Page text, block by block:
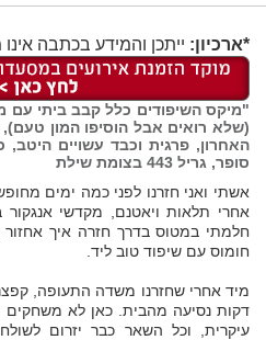
*ארכיון: ייתכן והמידע בכתבה אינו
"מיקס השיפודים כלל קבב ביתי עם
(שלא רואים אבל הוסיפו המון
האחרון, פרגית וכבד עשויים
סופר, גריל 443 בצומת שילת
אשתי ואני חזרנו לפני כמה ימים
אחרי תלאות ויאטנם, מקדשי אנגקור
חלמתי במטוס בדרך חזרה איך
חומוס עם שיפוד טוב ליד.
דקות נסיעה מהבית. כאן לא
עיקרית, וכל השאר כבר יזרום